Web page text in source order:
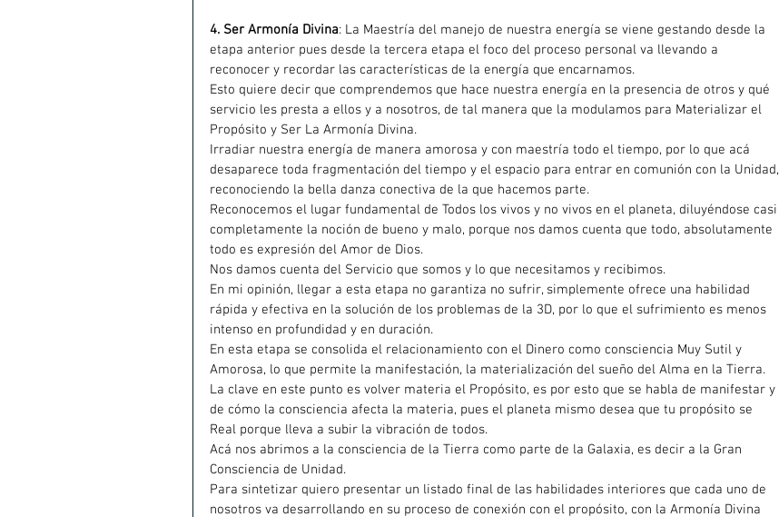
4. Ser Armonía Divina: La Maestría del manejo de nuestra energía se viene gestando desde la
etapa anterior pues desde la tercera etapa el foco del proceso personal va llevando a
reconocer y recordar las características de la energía que encarnamos.
Esto quiere decir que comprendemos que hace nuestra energía en la presencia de otros y qué
servicio les presta a ellos y a nosotros, de tal manera que la modulamos para Materializar el
Propósito y Ser La Armonía Divina.
Irradiar nuestra energía de manera amorosa y con maestría todo el tiempo, por lo que acá
desaparece toda fragmentación del tiempo y el espacio para entrar en comunión con la Unidad,
reconociendo la bella danza conectiva de la que hacemos parte.
Reconocemos el lugar fundamental de Todos los vivos y no vivos en el planeta, diluyéndose casi
completamente la noción de bueno y malo, porque nos damos cuenta que todo, absolutamente
todo es expresión del Amor de Dios.
Nos damos cuenta del Servicio que somos y lo que necesitamos y recibimos.
En mi opinión, llegar a esta etapa no garantiza no sufrir, simplemente ofrece una habilidad
rápida y efectiva en la solución de los problemas de la 3D, por lo que el sufrimiento es menos
intenso en profundidad y en duración.
En esta etapa se consolida el relacionamiento con el Dinero como consciencia Muy Sutil y
Amorosa, lo que permite la manifestación, la materialización del sueño del Alma en la Tierra.
La clave en este punto es volver materia el Propósito, es por esto que se habla de manifestar y
de cómo la consciencia afecta la materia, pues el planeta mismo desea que tu propósito se
Real porque lleva a subir la vibración de todos.
Acá nos abrimos a la consciencia de la Tierra como parte de la Galaxia, es decir a la Gran
Consciencia de Unidad.
Para sintetizar quiero presentar un listado final de las habilidades interiores que cada uno de
nosotros va desarrollando en su proceso de conexión con el propósito, con la Armonía Divina